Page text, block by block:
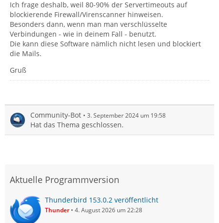
Ich frage deshalb, weil 80-90% der Servertimeouts auf
blockierende Firewall/Virenscanner hinweisen.
Besonders dann, wenn man man verschlüsselte
Verbindungen - wie in deinem Fall - benutzt.
Die kann diese Software nämlich nicht lesen und blockiert
die Mails.
Gruß
Community-Bot 3. September 2024 um 19:58
Hat das Thema geschlossen.
Aktuelle Programmversion
Thunderbird 153.0.2 veröffentlicht
Thunder 4. August 2026 um 22:28